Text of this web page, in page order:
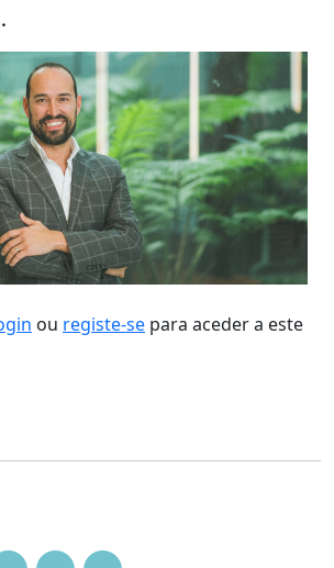
ou registe-se para aceder a este